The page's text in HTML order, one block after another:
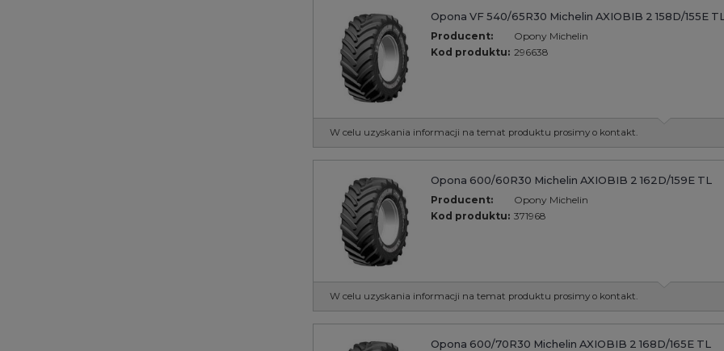
Opona VF 540/65R30 Michelin AXIOBIB 2 158D/155E
Producent:
Opony Michelin
Kod produktu: 296638
W celu uzyskania informacji na temat produktu prosimy o kontakt.
Opona 600/60R30 Michelin AXIOBIB 2 162D/159E TL
Producent:
Opony Michelin
Kod produktu: 371968
W celu uzyskania informacji na temat produktu prosimy o kontakt.
Opona 600/70R30 Michelin AXIOBIB 2 168D/165E TL